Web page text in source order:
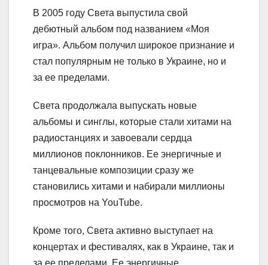
В 2005 году Света выпустила свой
дебютный альбом под названием «Моя
игра». Альбом получил широкое признание и
стал популярным не только в Украине, но и
за ее пределами.
Света продолжала выпускать новые
альбомы и синглы, которые стали хитами на
радиостанциях и завоевали сердца
миллионов поклонников. Ее энергичные и
танцевальные композиции сразу же
становились хитами и набирали миллионы
просмотров на YouTube.
Кроме того, Света активно выступает на
концертах и фестивалях, как в Украине, так и
за ее пределами. Ее энергичные